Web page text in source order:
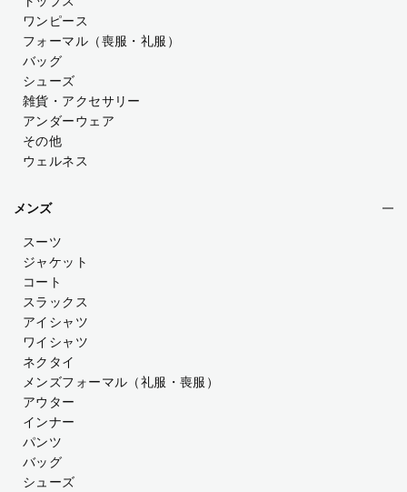
ワンピース
フォーマル（喪服・礼服）
バッグ
シューズ
雑貨・アクセサリー
アンダーウェア
その他
ウェルネス
メンズ
スーツ
ジャケット
コート
スラックス
アイシャツ
ワイシャツ
ネクタイ
メンズフォーマル （礼服・喪服）
アウター
インナー
パンツ
バッグ
シューズ